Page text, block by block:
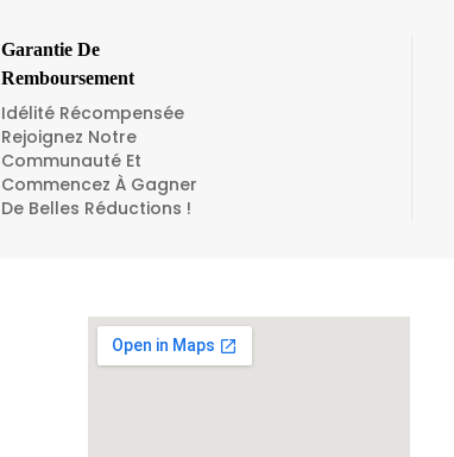
Garantie De
Remboursement
Idélité Récompensée
Rejoignez Notre
Communauté Et
Commencez À Gagner
De Belles Réductions !